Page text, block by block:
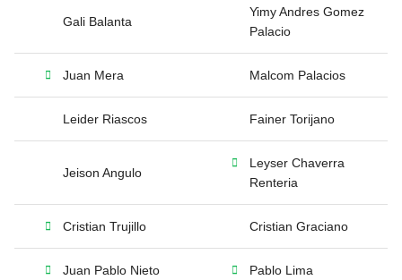
Gali Balanta
Yimy Andres Gomez
Palacio
Juan Mera Malcom Palacios
Leider Riascos Fainer Torijano
Jeison Angulo
Leyser Chaverra
Renteria
Cristian Trujillo Cristian Graciano
Juan Pablo Nieto Pablo Lima